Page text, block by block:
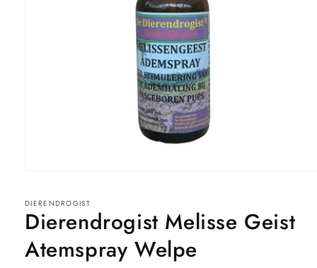
Modal
öffnen
DIERENDROGIST
Dierendrogist Melisse Geist
Atemspray Welpe